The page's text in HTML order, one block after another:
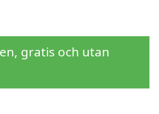
gratis och utan